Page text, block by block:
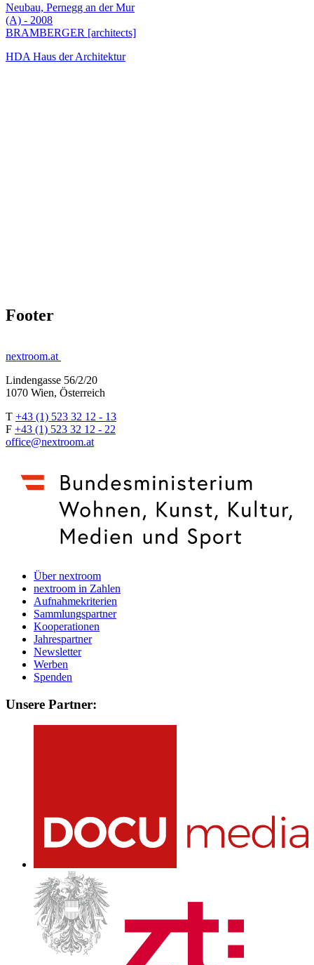
Neubau, Pernegg an der Mur
(A) - 2008
BRAMBERGER [architects]
HDA Haus der Architektur
Footer
nextroom.at
Lindengasse 56/2/20
1070 Wien, Österreich
T +43 (1) 523 32 12 - 13
F +43 (1) 523 32 12 - 22
office@nextroom.at
Über nextroom
nextroom in Zahlen
Aufnahmekriterien
Sammlungspartner
Kooperationen
Jahrespartner
Newsletter
Werben
Spenden
Unsere Partner: